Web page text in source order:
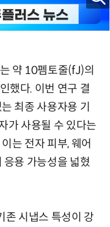
약 10펨토줄(fJ)의
했다. 이번 연구 결
최종 사용자용 기
가 사용될 수 있다는
는 전자 피부, 웨어
응용 가능성을 넓혔
존 시냅스 특성이 강